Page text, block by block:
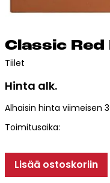
Esitteet, hinnastot
Kotikäynti
Julkisivutiilet
Tiililaatat
Kohdegalleria
Clas­sic Red
Tiilet
Hinta alk.
Alhaisin hinta viimeisen
Toimitusaika:
Lisää ostoskoriin